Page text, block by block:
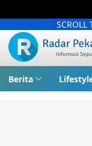
SCROLL
Berita